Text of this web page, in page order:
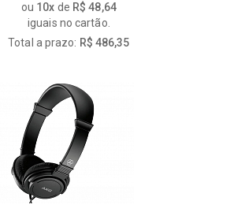
ou 10x de R$ 48,64
iguais no cartão.
Total a prazo: R$ 486,35